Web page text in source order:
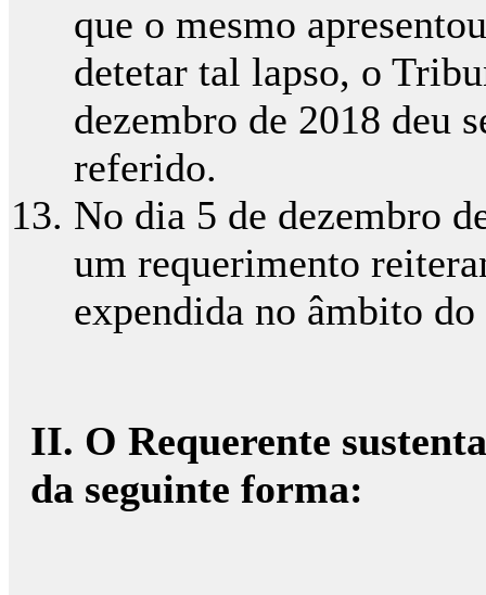
que o mesmo
detetar tal lapso, o
dezembro de 2018 deu
referido.
No dia 5 de dezembro
um requerimento
expendida no âmbito do
II. O Requerente
da seguinte forma: